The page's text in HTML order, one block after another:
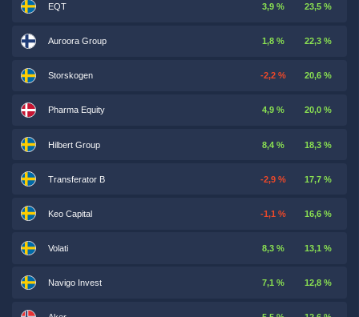
EQT 3,9 % 23,5 %
Auroora Group 1,8 % 22,3 %
Storskogen -2,2 % 20,6 %
Pharma Equity 4,9 % 20,0 %
Hilbert Group 8,4 % 18,3 %
Transferator B -2,9 % 17,7 %
Keo Capital -1,1 % 16,6 %
Volati 8,3 % 13,1 %
Navigo Invest 7,1 % 12,8 %